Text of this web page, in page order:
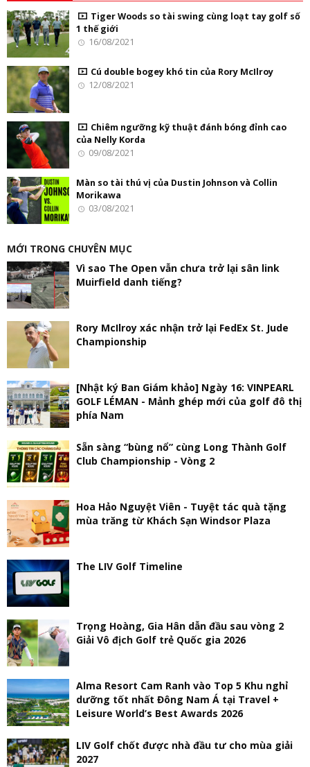
Tiger Woods so tài swing cùng loạt tay golf số
1 thế giới
16/08/2021
Cú double bogey khó tin của Rory McIlroy
12/08/2021
Chiêm ngưỡng kỹ thuật đánh bóng đỉnh cao
của Nelly Korda
09/08/2021
Màn so tài thú vị của Dustin Johnson và Collin
Morikawa
03/08/2021
MỚI TRONG CHUYÊN MỤC
Vì sao The Open vẫn chưa trở lại sân link
Muirfield danh tiếng?
Rory McIlroy xác nhận trở lại FedEx St. Jude
Championship
[Nhật ký Ban Giám khảo] Ngày 16: VINPEARL
GOLF LÉMAN - Mảnh ghép mới của golf đô thị
phía Nam
Sẵn sàng “bùng nổ” cùng Long Thành Golf
Club Championship - Vòng 2
Hoa Hảo Nguyệt Viên - Tuyệt tác quà tặng
mùa trăng từ Khách Sạn Windsor Plaza
The LIV Golf Timeline
Trọng Hoàng, Gia Hân dẫn đầu sau vòng 2
Giải Vô địch Golf trẻ Quốc gia 2026
Alma Resort Cam Ranh vào Top 5 Khu nghỉ
dưỡng tốt nhất Đông Nam Á tại Travel +
Leisure World’s Best Awards 2026
LIV Golf chốt được nhà đầu tư cho mùa giải
2027